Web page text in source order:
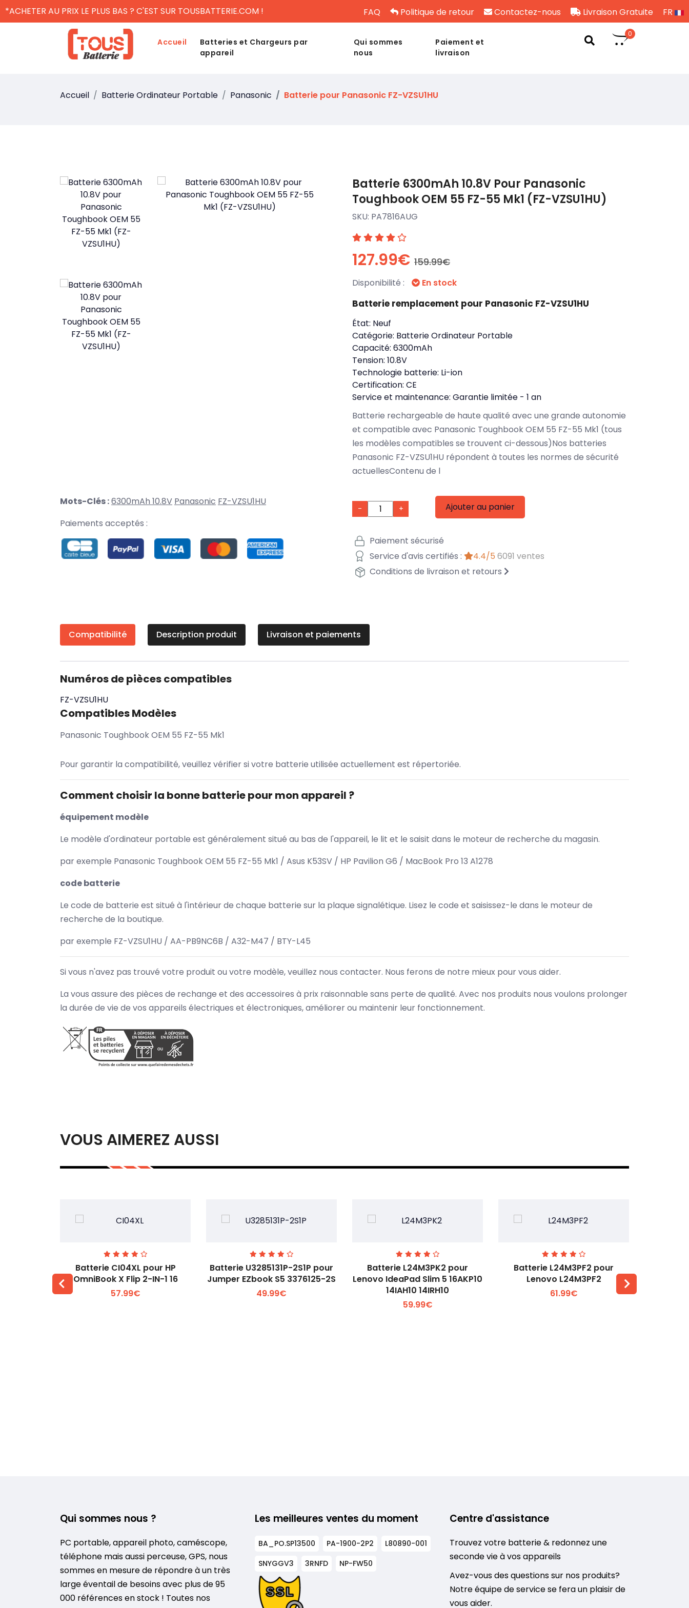
*ACHETER AU PRIX LE PLUS BAS ? C'EST SUR TOUSBATTERIE.COM ! FAQ Politique de retour Contactez-nous Livraison Gratuite FR
Accueil
Batteries et Chargeurs par
appareil
Qui sommes
nous
Paiement et
livraison
0
Accueil Batterie Ordinateur Portable Panasonic Batterie pour Panasonic FZ-VZSU1HU
Mots-Clés :6300mAh 10.8V Panasonic FZ-VZSU1HU
Paiements acceptés :
Batterie 6300mAh 10.8V Pour Panasonic
Toughbook OEM 55 FZ-55 Mk1 (FZ-VZSU1HU)
SKU: PA7816AUG
127.99€ 159.99€
Disponibilité : En stock
Batterie remplacement pour Panasonic FZ-VZSU1HU
État: Neuf
Catégorie: Batterie Ordinateur Portable
Capacité: 6300mAh
Tension: 10.8V
Technologie batterie: Li-ion
Certification: CE
Service et maintenance: Garantie limitée - 1 an
Batterie rechargeable de haute qualité avec une grande autonomie
et compatible avec Panasonic Toughbook OEM 55 FZ-55 Mk1 (tous
les modèles compatibles se trouvent ci-dessous)Nos batteries
Panasonic FZ-VZSU1HU répondent à toutes les normes de sécurité
actuellesContenu de l
- + Ajouter au panier
Paiement sécurisé
Service d'avis certifiés :
4.4/5 6091 ventes
Conditions de livraison et retours
Compatibilité Description produit Livraison et paiements
Numéros de pièces compatibles
FZ-VZSU1HU
Compatibles Modèles
Panasonic Toughbook OEM 55 FZ-55 Mk1
Pour garantir la compatibilité, veuillez vérifier si votre batterie utilisée actuellement est répertoriée.
Comment choisir la bonne batterie pour mon appareil ?
équipement modèle
Le modèle d'ordinateur portable est généralement situé au bas de l'appareil, le lit et le saisit dans le moteur de recherche du magasin.
par exemple Panasonic Toughbook OEM 55 FZ-55 Mk1 / Asus K53SV / HP Pavilion G6 / MacBook Pro 13 A1278
code batterie
Le code de batterie est situé à l'intérieur de chaque batterie sur la plaque signalétique. Lisez le code et saisissez-le dans le moteur de
recherche de la boutique.
par exemple FZ-VZSU1HU / AA-PB9NC6B / A32-M47 / BTY-L45
Si vous n'avez pas trouvé votre produit ou votre modèle, veuillez nous contacter. Nous ferons de notre mieux pour vous aider.
La vous assure des pièces de rechange et des accessoires à prix raisonnable sans perte de qualité. Avec nos produits nous voulons prolonger
la durée de vie de vos appareils électriques et électroniques, améliorer ou maintenir leur fonctionnement.
VOUS AIMEREZ AUSSI
Voir plus +
Batterie CI04XL pour HP
OmniBook X Flip 2-IN-1 16
57.99€
Voir plus +
Batterie U3285131P-2S1P pour
Jumper EZbook S5 3376125-2S
49.99€
Voir plus +
Batterie L24M3PK2 pour
Lenovo IdeaPad Slim 5 16AKP10
14IAH10 14IRH10
59.99€
Voir plus +
Batterie L24M3PF2 pour
Lenovo L24M3PF2
61.99€
Qui sommes nous ?
PC portable, appareil photo, caméscope,
téléphone mais aussi perceuse, GPS, nous
sommes en mesure de répondre à un très
large éventail de besoins avec plus de 95
000 références en stock ! Toutes nos
Les meilleures ventes du moment
BA_PO.SP13500 PA-1900-2P2
L80890-001
SNYGGV3
3RNFD NP-FW50
Centre d'assistance
Trouvez votre batterie & redonnez une
seconde vie à vos appareils
Avez-vous des questions sur nos produits?
Notre équipe de service se fera un plaisir de
vous aider.